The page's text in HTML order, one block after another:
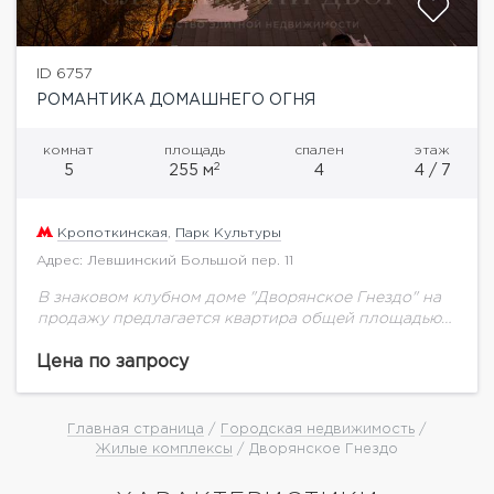
ID 6757
РОМАНТИКА ДОМАШНЕГО ОГНЯ
комнат
5
площадь
255 м2
спален
4
этаж
4 / 7
Кропоткинская Парк Культуры
Адрес: Левшинский Большой пер. 11
В знаковом клубном доме "Дворянское Гнездо" на
продажу предлагается квартира общей площадью
функционально планируется на большую гостиную,
Цена по запросу
Главная страница / Городская недвижимость /
Жилые комплексы / Дворянское Гнездо